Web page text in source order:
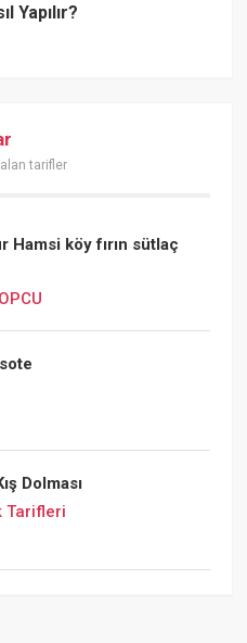
Yapılır?
tarifler
Hamsi köy fırın sütlaç
Dolması
Tarifleri